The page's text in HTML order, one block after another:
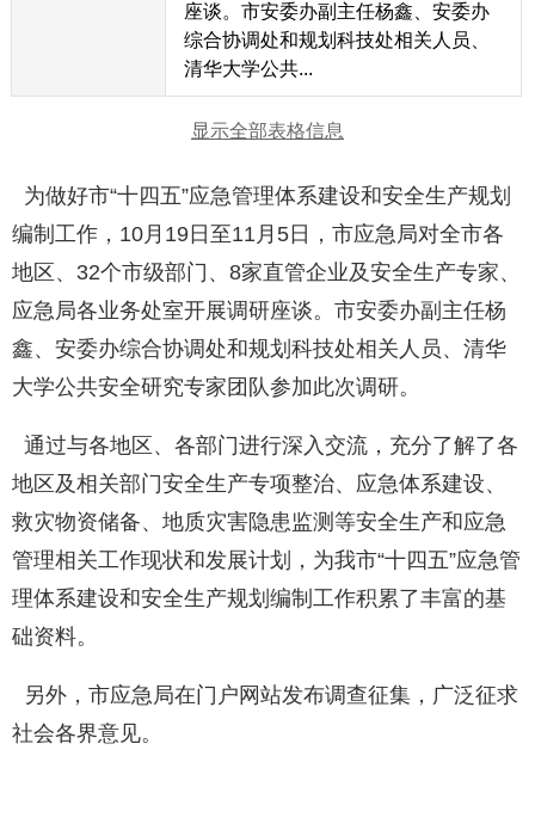
座谈。市安委办副主任杨鑫、安委办
综合协调处和规划科技处相关人员、
清华大学公共...
显示全部表格信息
为做好市“十四五”应急管理体系建设和安全生产规划
编制工作，10月19日至11月5日，市应急局对全市各
地区、32个市级部门、8家直管企业及安全生产专家、
应急局各业务处室开展调研座谈。市安委办副主任杨
鑫、安委办综合协调处和规划科技处相关人员、清华
大学公共安全研究专家团队参加此次调研。
通过与各地区、各部门进行深入交流，充分了解了各
地区及相关部门安全生产专项整治、应急体系建设、
救灾物资储备、地质灾害隐患监测等安全生产和应急
管理相关工作现状和发展计划，为我市“十四五”应急管
理体系建设和安全生产规划编制工作积累了丰富的基
础资料。
另外，市应急局在门户网站发布调查征集，广泛征求
社会各界意见。